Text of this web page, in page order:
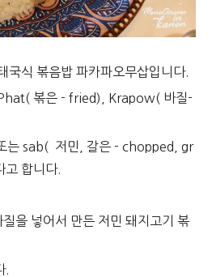
국식 볶음밥 파카파오무삽입니다.
볶은 - fried), Krapow( 바질-
는 sab( 저민, 갈은 - chopped, gr
합니다.
을 넣어서 만든 저민 돼지고기 볶
.